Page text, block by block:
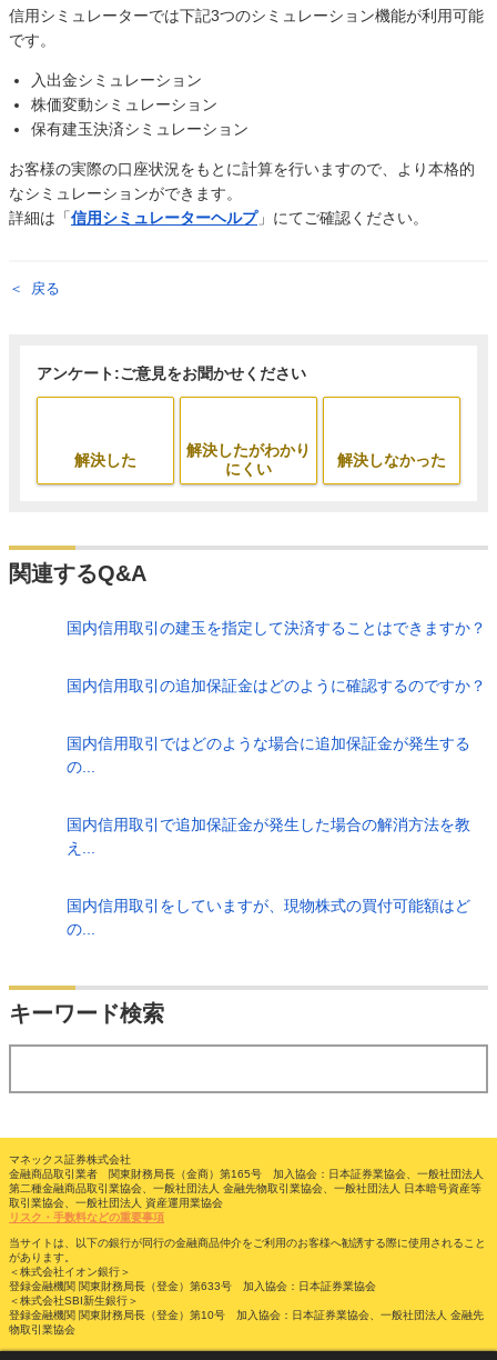
信用シミュレーターでは下記3つのシミュレーション機能が利用可能
です。
入出金シミュレーション
株価変動シミュレーション
保有建玉決済シミュレーション
お客様の実際の口座状況をもとに計算を行いますので、より本格的
なシミュレーションができます。
詳細は「信用シミュレーターヘルプ」にてご確認ください。
戻る
アンケート:ご意見をお聞かせください
解決した
解決したがわかり
にくい
解決しなかった
関連するQ&A
国内信用取引の建玉を指定して決済することはできますか？
国内信用取引の追加保証金はどのように確認するのですか？
国内信用取引ではどのような場合に追加保証金が発生する
の...
国内信用取引で追加保証金が発生した場合の解消方法を教
え...
国内信用取引をしていますが、現物株式の買付可能額はど
の...
キーワード検索
マネックス証券株式会社
金融商品取引業者 関東財務局長（金商）第165号 加入協会：日本証券業協会、一般社団法人
第二種金融商品取引業協会、一般社団法人 金融先物取引業協会、一般社団法人 日本暗号資産等
取引業協会、一般社団法人 資産運用業協会
リスク・手数料などの重要事項
当サイトは、以下の銀行が同行の金融商品仲介をご利用のお客様へ勧誘する際に使用されること
があります。
＜株式会社イオン銀行＞
登録金融機関 関東財務局長（登金）第633号 加入協会：日本証券業協会
＜株式会社SBI新生銀行＞
登録金融機関 関東財務局長（登金）第10号 加入協会：日本証券業協会、一般社団法人 金融先
物取引業協会